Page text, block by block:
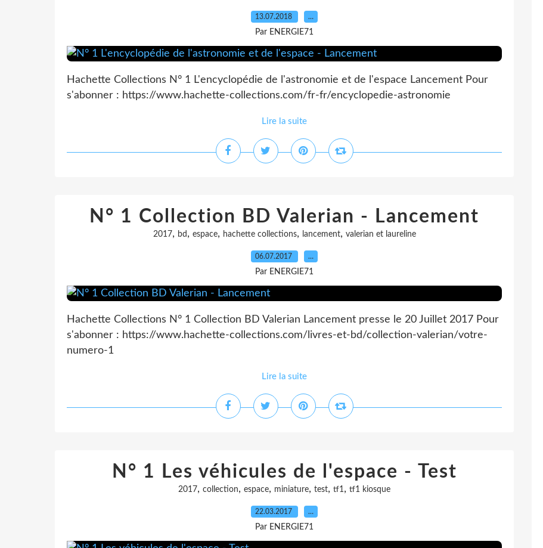
13.07.2018 …
Par ENERGIE71
Hachette Collections N° 1 L'encyclopédie de l'astronomie et de l'espace Lancement Pour
s'abonner : https://www.hachette-collections.com/fr-fr/encyclopedie-astronomie
Lire la suite
N° 1 Collection BD Valerian - Lancement
2017, bd , espace, hachette collections, lancement, valerian et laureline
06.07.2017 …
Par ENERGIE71
Hachette Collections N° 1 Collection BD Valerian Lancement presse le 20 Juillet 2017 Pour
s'abonner : https://www.hachette-collections.com/livres-et-bd/collection-valerian/votre-
numero-1
Lire la suite
N° 1 Les véhicules de l'espace - Test
2017, collection, espace, miniature, test, tf1, tf1 kiosque
22.03.2017 …
Par ENERGIE71